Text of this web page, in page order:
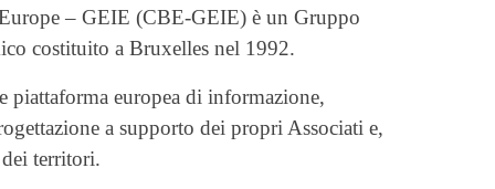
– GEIE (CBE-GEIE) è un Gruppo
costituito a Bruxelles nel 1992.
piattaforma europea di informazione,
a supporto dei propri Associati e,
territori.